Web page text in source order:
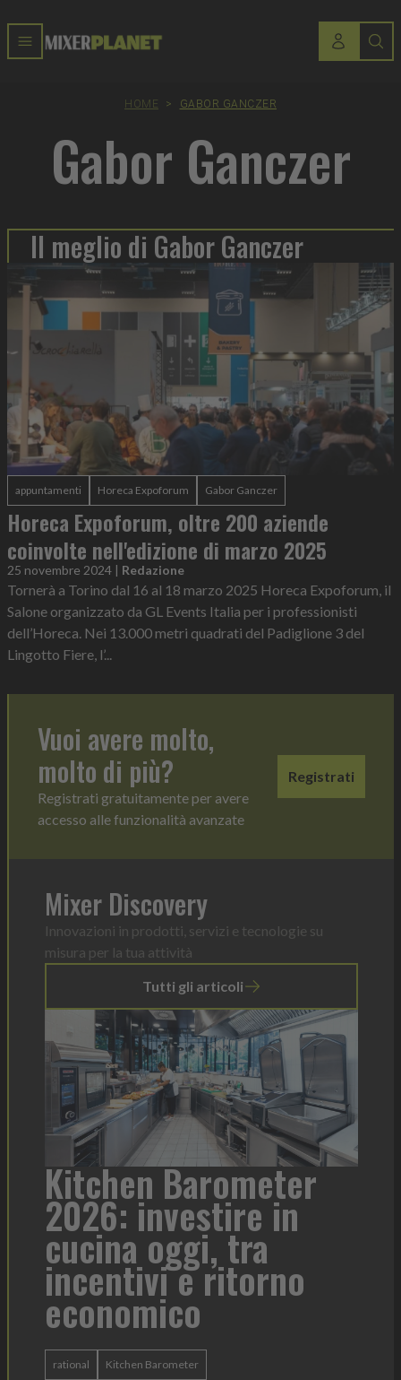
HOME > GABOR GANCZER
Gabor Ganczer
Il meglio di Gabor Ganczer
appuntamenti Horeca Expoforum Gabor Ganczer
Horeca Expoforum, oltre 200 aziende
coinvolte nell'edizione di marzo 2025
25 novembre 2024 | Redazione
Tornerà a Torino dal 16 al 18 marzo 2025 Horeca Expoforum, il
Salone organizzato da GL Events Italia per i professionisti
dell’Horeca. Nei 13.000 metri quadrati del Padiglione 3 del
Lingotto Fiere, l’...
Vuoi avere molto,
molto di più?
Registrati gratuitamente per avere
accesso alle funzionalità avanzate
Registrati
Mixer Discovery
Innovazioni in prodotti, servizi e tecnologie su
misura per la tua attività
Tutti gli articoli
Kitchen Barometer
2026: investire in
cucina oggi, tra
incentivi e ritorno
economico
rational Kitchen Barometer